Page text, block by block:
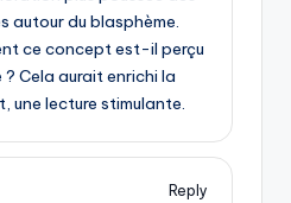
autour du blasphème.
ce concept est-il perçu
? Cela aurait enrichi la
une lecture stimulante.
Reply